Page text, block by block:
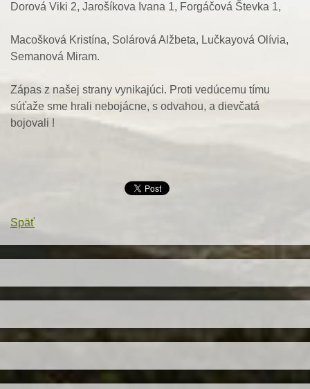
Dorová Viki 2, Jarošíkova Ivana 1, Forgáčová Števka 1,
Macošková Kristína, Solárová Alžbeta, Lučkayová Olívia,
Semanová Miram.
Zápas z našej strany vynikajúci. Proti vedúcemu tímu
súťaže sme hrali nebojácne, s odvahou, a dievčatá
bojovali !
Späť